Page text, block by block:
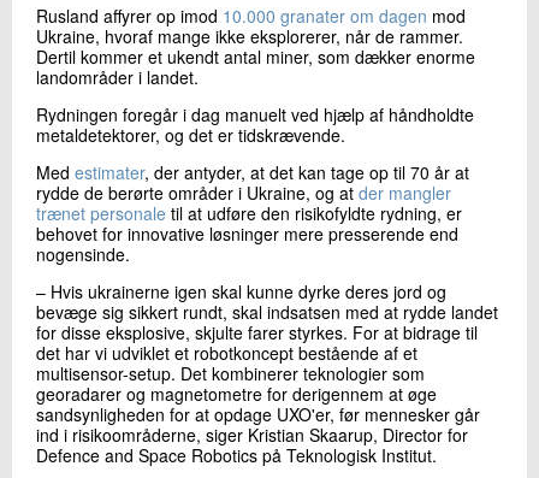
Rusland affyrer op imod 10.000 granater om dagen mod
Ukraine, hvoraf mange ikke eksplorerer, når de rammer.
Dertil kommer et ukendt antal miner, som dækker enorme
landområder i landet.
Rydningen foregår i dag manuelt ved hjælp af håndholdte
metaldetektorer, og det er tidskrævende.
Med estimater, der antyder, at det kan tage op til 70 år at
rydde de berørte områder i Ukraine, og at der mangler
trænet personale til at udføre den risikofyldte rydning, er
behovet for innovative løsninger mere presserende end
nogensinde.
– Hvis ukrainerne igen skal kunne dyrke deres jord og
bevæge sig sikkert rundt, skal indsatsen med at rydde landet
for disse eksplosive, skjulte farer styrkes. For at bidrage til
det har vi udviklet et robotkoncept bestående af et
multisensor-setup. Det kombinerer teknologier som
georadarer og magnetometre for derigennem at øge
sandsynligheden for at opdage UXO'er, før mennesker går
ind i risikoområderne, siger Kristian Skaarup, Director for
Defence and Space Robotics på Teknologisk Institut.